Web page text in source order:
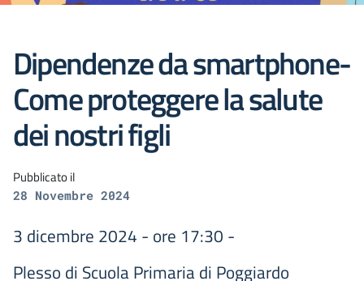
Dipendenze da smartphone-
Come proteggere la salute
dei nostri figli
Pubblicato il
28 Novembre 2024
3 dicembre 2024 - ore 17:30 -
Plesso di Scuola Primaria di Poggiardo